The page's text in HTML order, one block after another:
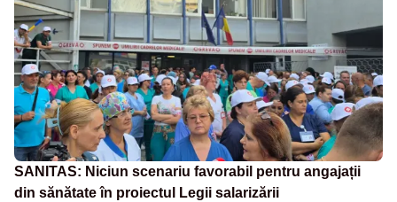
SANITAS: Niciun scenariu favorabil pentru angajații
din sănătate în proiectul Legii salarizării